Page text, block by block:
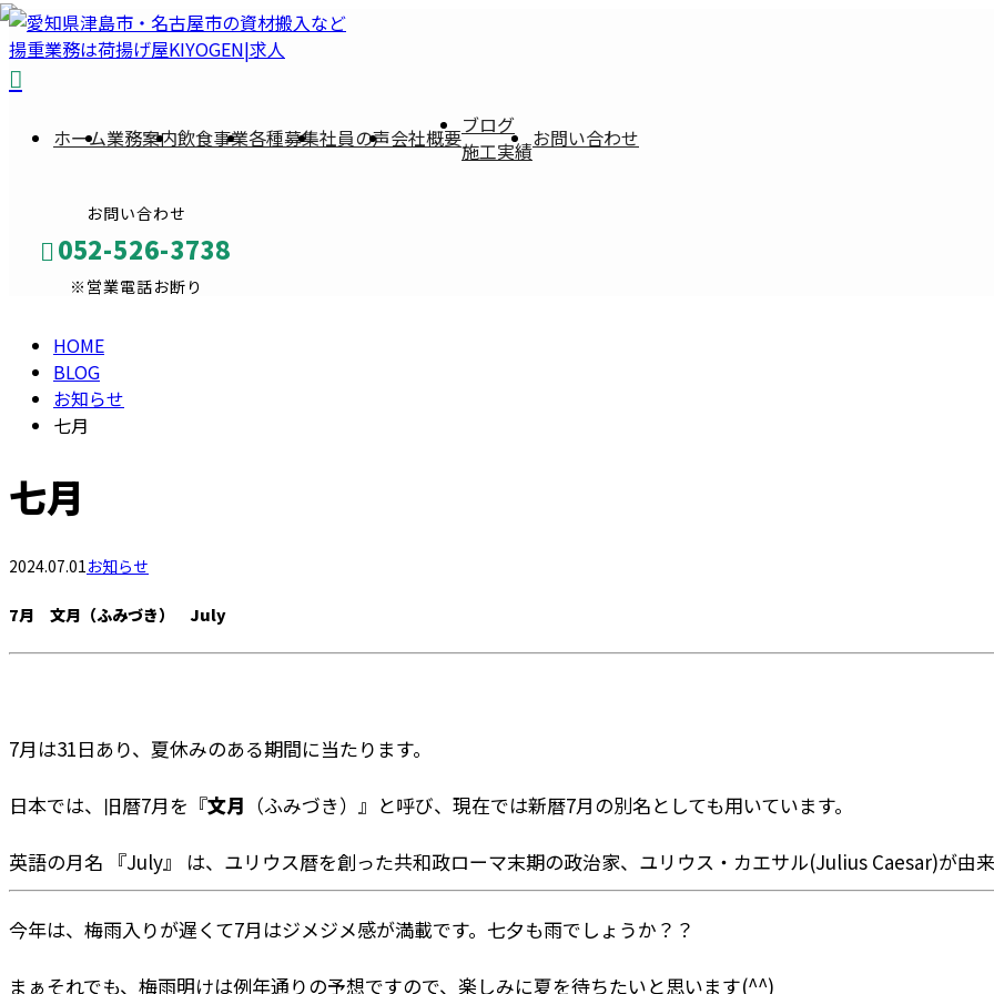
ホーム業務案内飲食事業各種募集社員の声会社概要ブログ
施工実績お問い合わせ
お問い合わせ
052-526-3738
※営業電話お断り
メールフォーム
BLOG
HOME
BLOG
お知らせ
七月
七月
2024.07.01お知らせ
7月 文月（ふみづき） July
7月は31日あり、夏休みのある期間に当たります。
日本では、旧暦7月を『文月 （ふみづき）』と呼び、現在では新暦7月の別名としても用いています。
英語の月名 『July』 は、ユリウス暦を創った共和政ローマ末期の政治家、ユリウス・カエサル(Julius Caesar)が由来
今年は、梅雨入りが遅くて7月はジメジメ感が満載です。七夕も雨でしょうか？？
まぁそれでも、梅雨明けは例年通りの予想ですので、楽しみに夏を待ちたいと思います(^^)